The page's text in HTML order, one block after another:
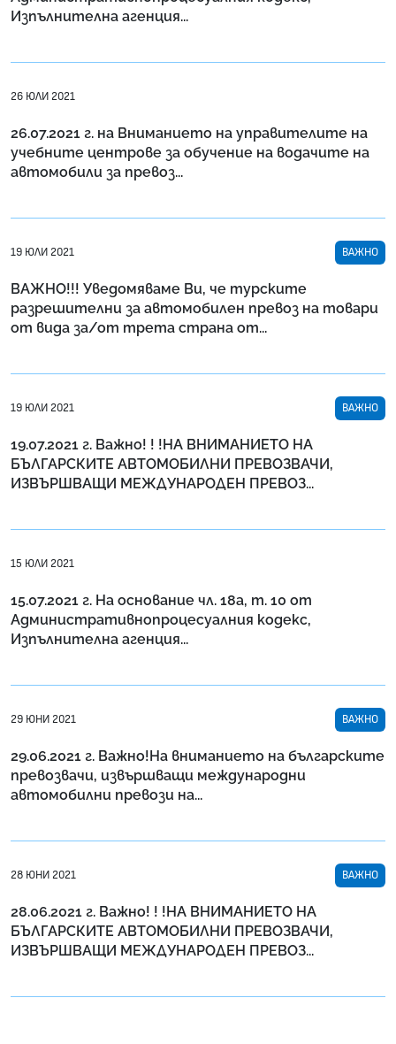
Изпълнителна агенция...
26 ЮЛИ 2021
26.07.2021 г. на Вниманието на управителите на
учебните центрове за обучение на водачите на
автомобили за превоз...
19 ЮЛИ 2021 ВАЖНО
ВАЖНО!!! Уведомяваме Ви, че турските
разрешителни за автомобилен превоз на товари
от вида за/от трета страна от...
19 ЮЛИ 2021 ВАЖНО
19.07.2021 г. Важно! ! !НА ВНИМАНИЕТО НА
БЪЛГАРСКИТЕ АВТОМОБИЛНИ ПРЕВОЗВАЧИ,
ИЗВЪРШВАЩИ МЕЖДУНАРОДЕН ПРЕВОЗ...
15 ЮЛИ 2021
15.07.2021 г. На основание чл. 18а, т. 10 от
Административнопроцесуалния кодекс,
Изпълнителна агенция...
29 ЮНИ 2021 ВАЖНО
29.06.2021 г. Важно!На вниманието на българските
превозвачи, извършващи международни
автомобилни превози на...
28 ЮНИ 2021 ВАЖНО
28.06.2021 г. Важно! ! !НА ВНИМАНИЕТО НА
БЪЛГАРСКИТЕ АВТОМОБИЛНИ ПРЕВОЗВАЧИ,
ИЗВЪРШВАЩИ МЕЖДУНАРОДЕН ПРЕВОЗ...